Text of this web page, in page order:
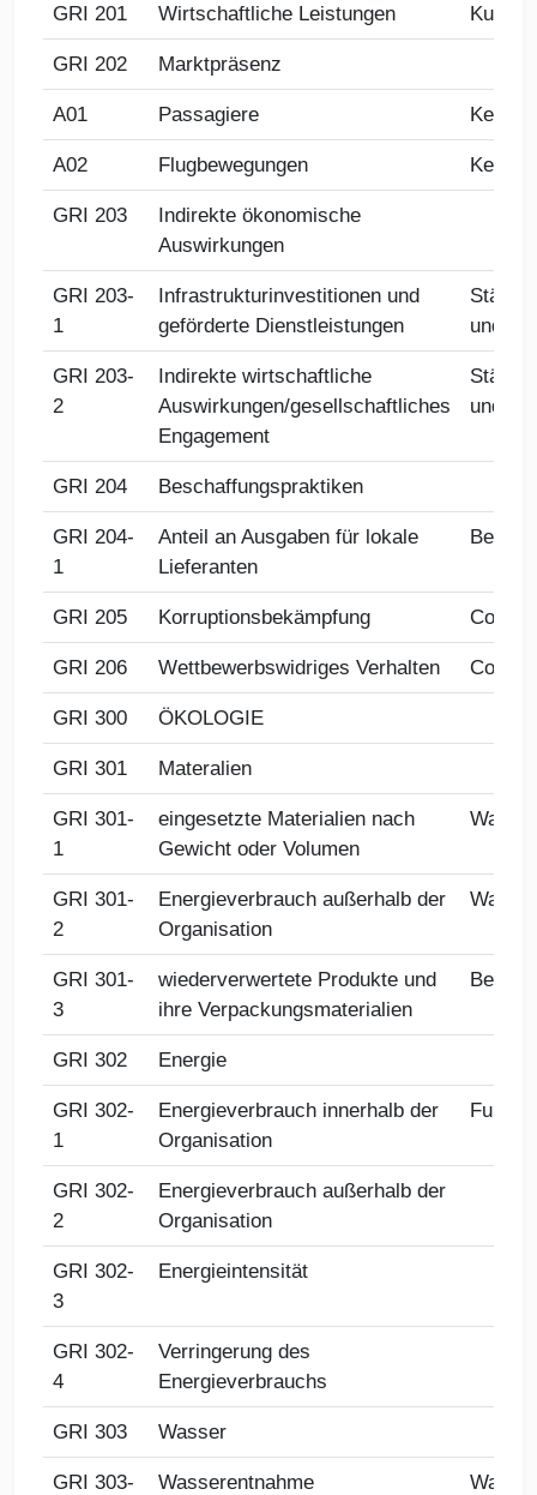
GRI 201 Wirtschaftliche Leistungen
GRI 202 Marktpräsenz
A01 Passagiere
A02 Flugbewegungen
GRI 203
Indirekte ökonomische
Auswirkungen
GRI 203-
1
Infrastrukturinvestitionen und
geförderte Dienstleistungen
und
GRI 203-
2
Indirekte wirtschaftliche
Auswirkungen/gesellschaftliches
Engagement
und
GRI 204 Beschaffungspraktiken
GRI 204-
1
Anteil an Ausgaben für lokale
Lieferanten
GRI 205 Korruptionsbekämpfung
GRI 206 Wettbewerbswidriges Verhalten
GRI 300 ÖKOLOGIE
GRI 301 Materalien
GRI 301-
1
eingesetzte Materialien nach
Gewicht oder Volumen
GRI 301-
2
Energieverbrauch außerhalb der
Organisation
GRI 301-
3
wiederverwertete Produkte und
ihre Verpackungsmaterialien
GRI 302 Energie
GRI 302-
1
Energieverbrauch innerhalb der
Organisation
GRI 302-
2
Energieverbrauch außerhalb der
Organisation
GRI 302-
3
Energieintensität
GRI 302-
4
Verringerung des
Energieverbrauchs
GRI 303 Wasser
GRI 303-
Wasserentnahme